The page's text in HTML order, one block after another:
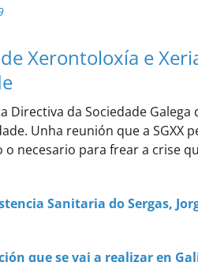
Xerontoloxía e
Directiva da Sociedade
Unha reunión que a SGXX
necesario para frear a crise
Sanitaria do Sergas,
que se vai a realizar en